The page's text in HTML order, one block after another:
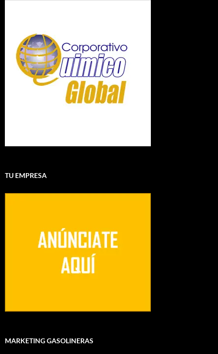
TU EMPRESA
MARKETING GASOLINERAS